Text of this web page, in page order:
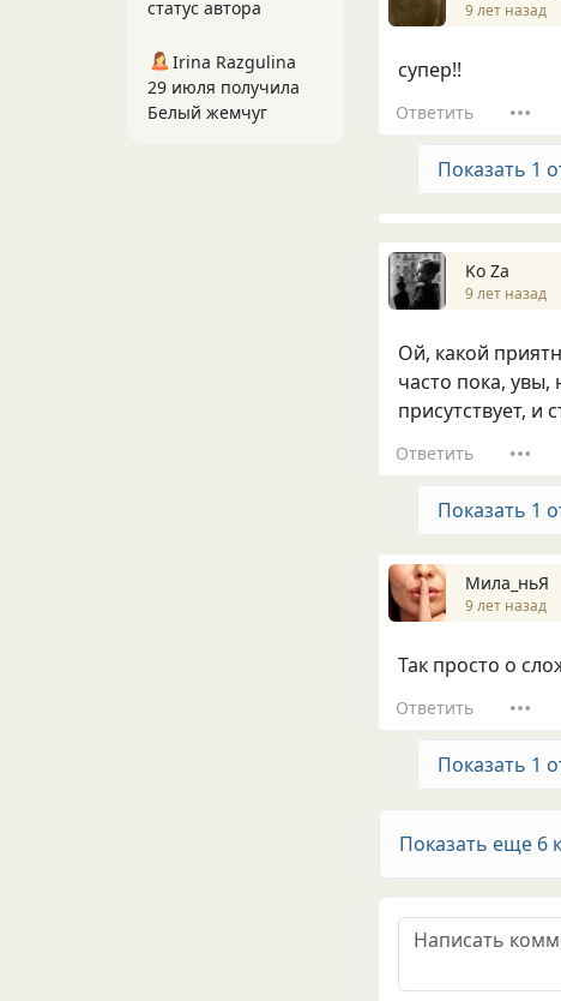
9 лет назад
супер!!
Ответить
Показать 1
Ko Za
9 лет назад
Ой, какой
часто пока, увы,
присутствует,
Ответить
Показать 1
Мила_ньЯ
9 лет назад
Так просто о
Ответить
Показать 1
Показать еще 6
статус автора
Irina Razgulina
29 июля получила
Белый жемчуг